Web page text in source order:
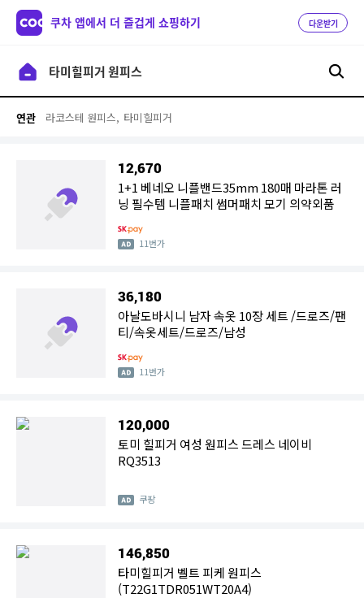
쿠차 앱에서 더 즐겁게 쇼핑하기 다운받기
연관 라코스테 원피스, 타미힐피거
12,670
1+1 베네오 니플밴드35mm 180매 마라톤 러
닝 필수템 니플패치 썸머패치 모기 의약외품
11번가
36,180
아날도바시니 남자 속옷 10장 세트 /드로즈/팬
티/속옷세트/드로즈/남성
11번가
120,000
토미 힐피거 여성 원피스 드레스 네이비
RQ3513
쿠팡
146,850
타미힐피거 벨트 피케 원피스
(T22G1TDR051WT20A4)